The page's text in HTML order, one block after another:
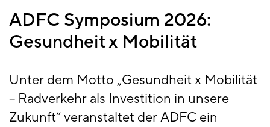
ADFC Symposium 2026:
Gesundheit x Mobilität
Unter dem Motto „Gesundheit x Mobilität
– Radverkehr als Investition in unsere
Zukunft“ veranstaltet der ADFC ein